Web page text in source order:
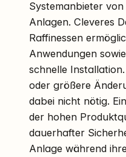
Systemanbieter
Anlagen. Cleveres
Raffinessen
Anwendungen
schnelle
oder größere
dabei nicht nötig.
der hohen
dauerhafter
Anlage während